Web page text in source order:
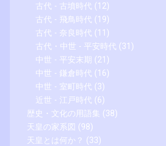
古代 - 古墳時代 (12)
古代 - 飛鳥時代 (19)
古代 - 奈良時代 (11)
古代・中世 - 平安時代 (31)
中世 - 平安末期 (21)
中世 - 鎌倉時代 (16)
中世 - 室町時代 (3)
近世 - 江戸時代 (6)
歴史・文化の用語集 (38)
天皇の家系図 (98)
天皇とは何か？ (33)